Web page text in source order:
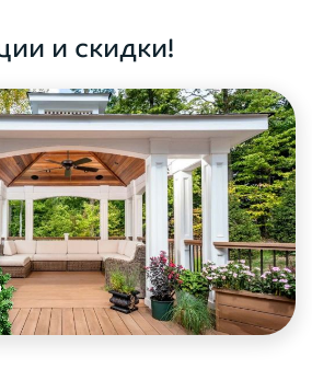
и скидки!